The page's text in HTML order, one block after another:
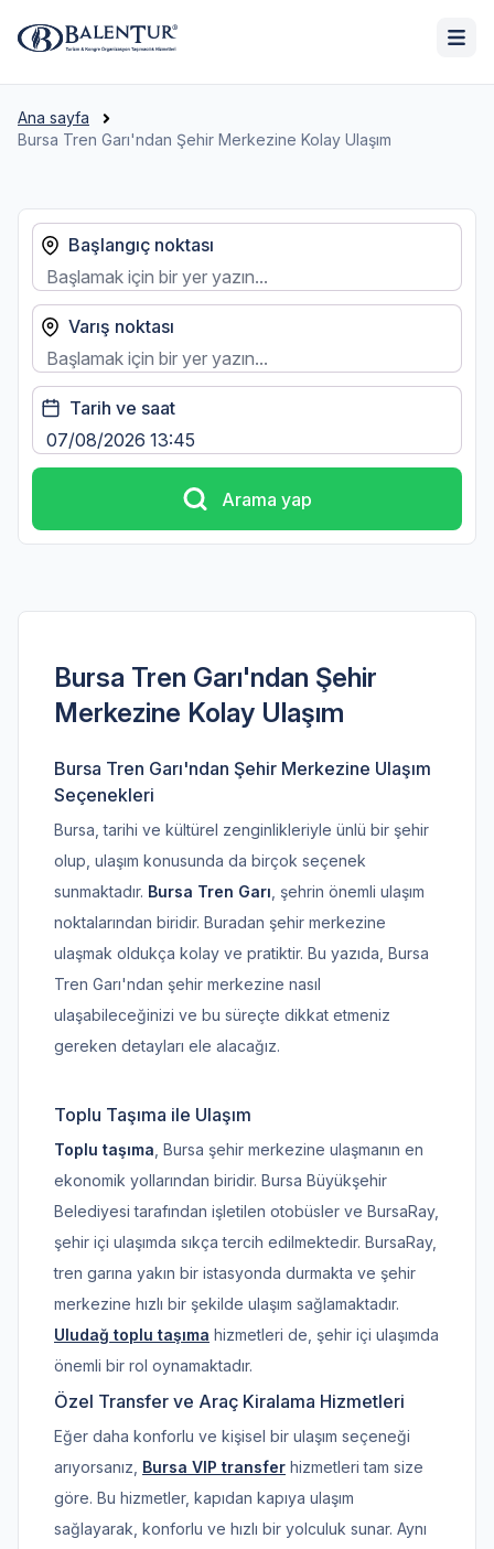
Ana sayfa
Bursa Tren Garı'ndan Şehir Merkezine Kolay Ulaşım
Başlangıç noktası
Varış noktası
Tarih ve saat
Arama yap
Bursa Tren Garı'ndan Şehir
Merkezine Kolay Ulaşım
Bursa Tren Garı'ndan Şehir Merkezine Ulaşım
Seçenekleri
Bursa, tarihi ve kültürel zenginlikleriyle ünlü bir şehir
olup, ulaşım konusunda da birçok seçenek
sunmaktadır. Bursa Tren Garı , şehrin önemli ulaşım
noktalarından biridir. Buradan şehir merkezine
ulaşmak oldukça kolay ve pratiktir. Bu yazıda, Bursa
Tren Garı'ndan şehir merkezine nasıl
ulaşabileceğinizi ve bu süreçte dikkat etmeniz
gereken detayları ele alacağız.
Toplu Taşıma ile Ulaşım
Toplu taşıma , Bursa şehir merkezine ulaşmanın en
ekonomik yollarından biridir. Bursa Büyükşehir
Belediyesi tarafından işletilen otobüsler ve BursaRay,
şehir içi ulaşımda sıkça tercih edilmektedir. BursaRay,
tren garına yakın bir istasyonda durmakta ve şehir
merkezine hızlı bir şekilde ulaşım sağlamaktadır.
Uludağ toplu taşıma hizmetleri de, şehir içi ulaşımda
önemli bir rol oynamaktadır.
Özel Transfer ve Araç Kiralama Hizmetleri
Eğer daha konforlu ve kişisel bir ulaşım seçeneği
arıyorsanız, Bursa VIP transfer hizmetleri tam size
göre. Bu hizmetler, kapıdan kapıya ulaşım
sağlayarak, konforlu ve hızlı bir yolculuk sunar. Aynı